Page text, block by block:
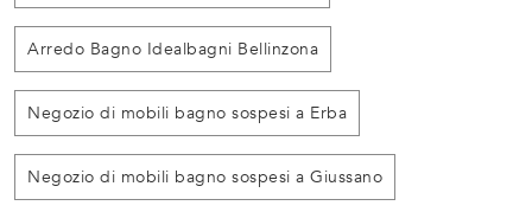
Arredo Bagno Idealbagni Bellinzona
Negozio di mobili bagno sospesi a Erba
Negozio di mobili bagno sospesi a Giussano